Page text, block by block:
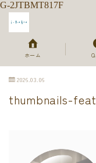
G-2JTBMT817F
MENU
ホーム
セラピスト
ホーム
2026.03.06
thumbnails-